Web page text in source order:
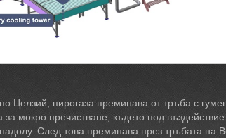
Целзий, пирогаза преминава от тръба с
за мокро пречистване, където под
След това преминава през тръбата на